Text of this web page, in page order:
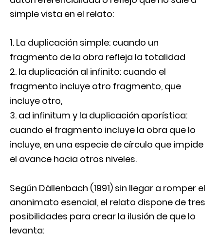
simple vista en el relato:
La duplicación simple: cuando un
fragmento de la obra refleja la totalidad
la duplicación al infinito: cuando el
fragmento incluye otro fragmento, que
incluye otro,
ad infinitum y la duplicación aporística:
cuando el fragmento incluye la obra que lo
incluye, en una especie de círculo que impide
el avance hacia otros niveles.
Según Dällenbach (1991) sin llegar a romper el
anonimato esencial, el relato dispone de tres
posibilidades para crear la ilusión de que lo
levanta: